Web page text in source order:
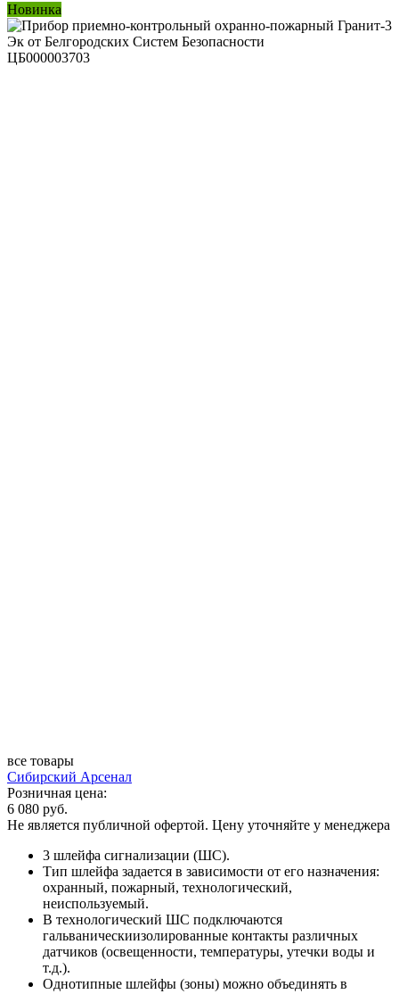
Новинка
ЦБ000003703
все товары
Сибирский Арсенал
Розничная цена:
6 080 руб.
Не является публичной офертой. Цену уточняйте у менеджера
3 шлейфа сигнализации (ШС).
Тип шлейфа задается в зависимости от его назначения:
охранный, пожарный, технологический,
неиспользуемый.
В технологический ШС подключаются
гальваническиизолированные контакты различных
датчиков (освещенности, температуры, утечки воды и
т.д.).
Однотипные шлейфы (зоны) можно объединять в